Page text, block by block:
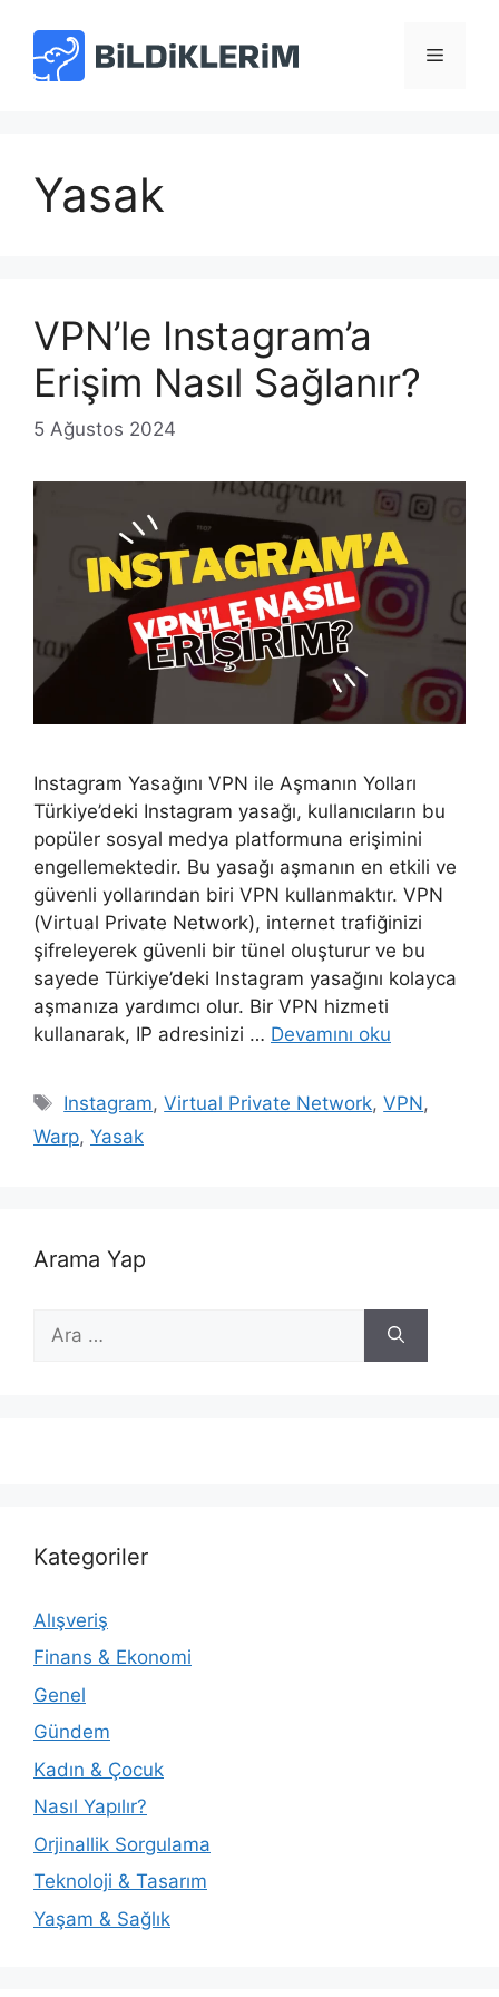
Menü
Yasak
VPN’le Instagram’a
Erişim Nasıl Sağlanır?
5 Ağustos 2024
Instagram Yasağını VPN ile Aşmanın Yolları
Türkiye’deki Instagram yasağı, kullanıcıların bu
popüler sosyal medya platformuna erişimini
engellemektedir. Bu yasağı aşmanın en etkili ve
güvenli yollarından biri VPN kullanmaktır. VPN
(Virtual Private Network), internet trafiğinizi
şifreleyerek güvenli bir tünel oluşturur ve bu
sayede Türkiye’deki Instagram yasağını kolayca
aşmanıza yardımcı olur. Bir VPN hizmeti
kullanarak, IP adresinizi … Devamını oku
Etiketler
Instagram,Virtual Private Network,VPN,
Warp, Yasak
Arama Yap
ara
Kategoriler
Alışveriş
Finans & Ekonomi
Genel
Gündem
Kadın & Çocuk
Nasıl Yapılır?
Orjinallik Sorgulama
Teknoloji & Tasarım
Yaşam & Sağlık